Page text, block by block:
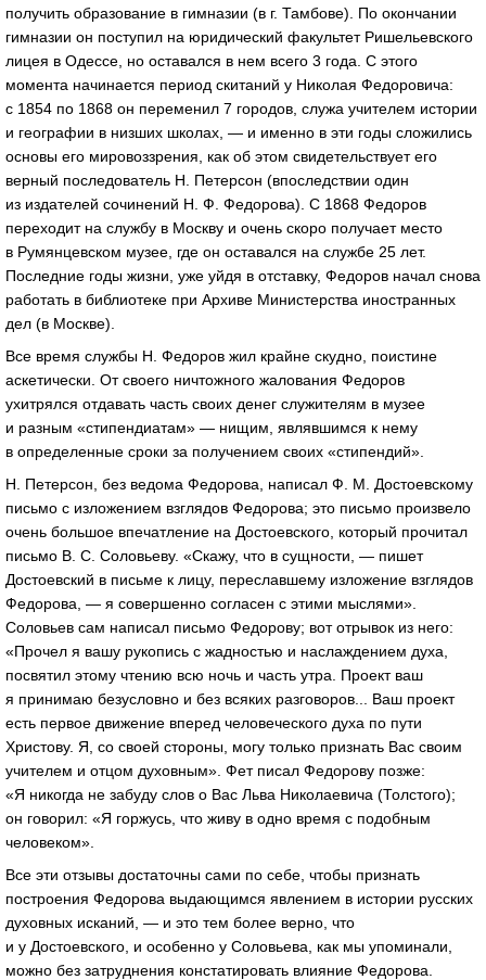
получить образование в гимназии (в г. Тамбове). По окончании
гимназии он поступил на юридический факультет Ришельевского
лицея в Одессе, но оставался в нем всего 3 года. С этого
момента начинается период скитаний у Николая Федоровича:
с 1854 по 1868 он переменил 7 городов, служа учителем истории
и географии в низших школах, — и именно в эти годы сложились
основы его мировоззрения, как об этом свидетельствует его
верный последователь Н. Петерсон (впоследствии один
из издателей сочинений Н. Ф. Федорова). С 1868 Федоров
переходит на службу в Москву и очень скоро получает место
в Румянцевском музее, где он оставался на службе 25 лет.
Последние годы жизни, уже уйдя в отставку, Федоров начал снова
работать в библиотеке при Архиве Министерства иностранных
дел (в Москве).
Все время службы Н. Федоров жил крайне скудно, поистине
аскетически. От своего ничтожного жалования Федоров
ухитрялся отдавать часть своих денег служителям в музее
и разным «стипендиатам» — нищим, являвшимся к нему
в определенные сроки за получением своих «стипендий».
Н. Петерсон, без ведома Федорова, написал Ф. М. Достоевскому
письмо с изложением взглядов Федорова; это письмо произвело
очень большое впечатление на Достоевского, который прочитал
письмо В. С. Соловьеву. «Скажу, что в сущности, — пишет
Достоевский в письме к лицу, переславшему изложение взглядов
Федорова, — я совершенно согласен с этими мыслями».
Соловьев сам написал письмо Федорову; вот отрывок из него:
«Прочел я вашу рукопись с жадностью и наслаждением духа,
посвятил этому чтению всю ночь и часть утра. Проект ваш
я принимаю безусловно и без всяких разговоров... Ваш проект
есть первое движение вперед человеческого духа по пути
Христову. Я, со своей стороны, могу только признать Вас своим
учителем и отцом духовным». Фет писал Федорову позже:
«Я никогда не забуду слов о Вас Льва Николаевича (Толстого);
он говорил: «Я горжусь, что живу в одно время с подобным
человеком».
Все эти отзывы достаточны сами по себе, чтобы признать
построения Федорова выдающимся явлением в истории русских
духовных исканий, — и это тем более верно, что
и у Достоевского, и особенно у Соловьева, как мы упоминали,
можно без затруднения констатировать влияние Федорова.